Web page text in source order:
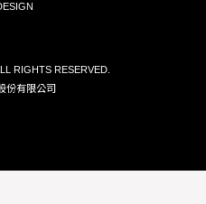
RIGHTS RESERVED.
份有限公司